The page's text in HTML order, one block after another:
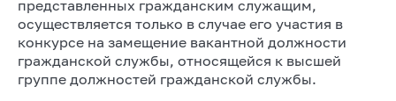
представленных гражданским служащим,
осуществляется только в случае его участия в
конкурсе на замещение вакантной должности
гражданской службы, относящейся к высшей
группе должностей гражданской службы.